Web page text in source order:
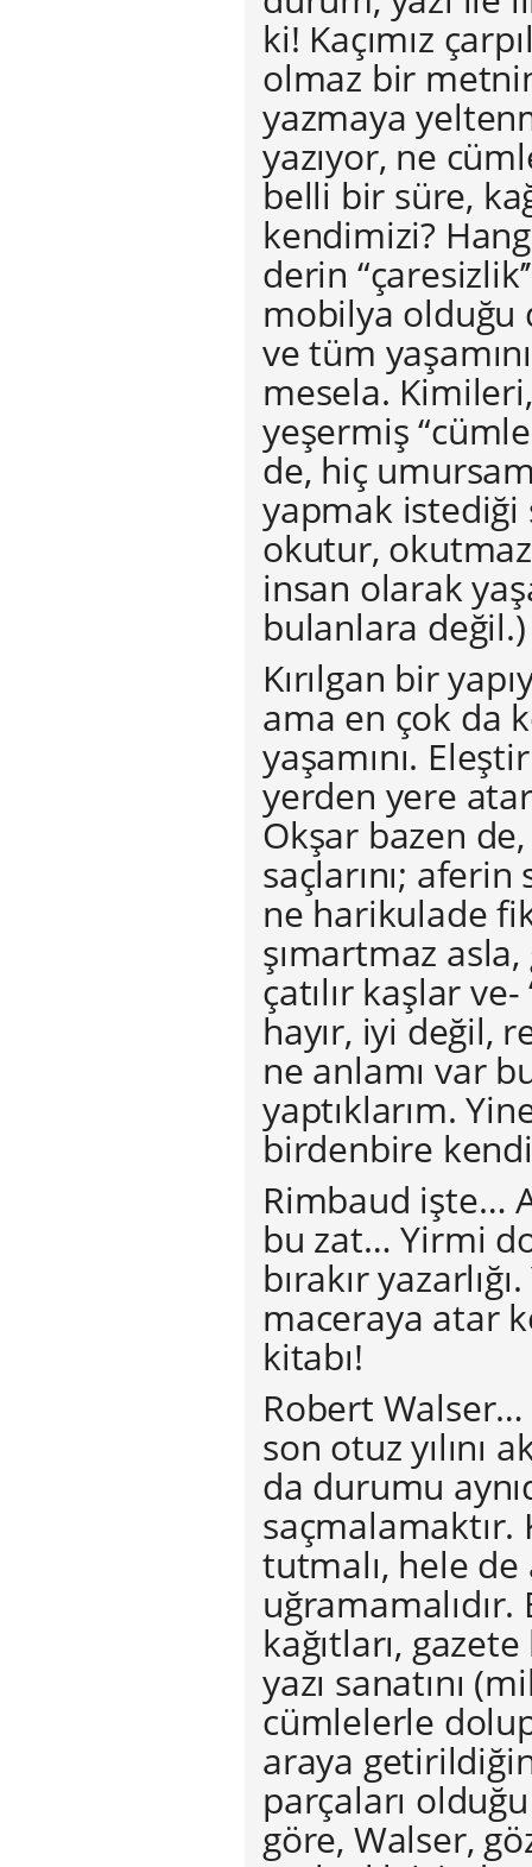
ki! Kaçımız
olmaz bir
yazmaya
yazıyor, ne
belli bir süre,
kendimizi?
derin
mobilya olduğu
ve tüm
mesela.
yeşermiş
de, hiç
yapmak istediği
okutur,
insan olarak
bulanlara değil.)
Kırılgan bir
ama en çok da
yaşamını.
yerden yere
Okşar bazen
saçlarını;
ne harikulade
şımartmaz
çatılır kaşlar
hayır, iyi değil,
ne anlamı var
yaptıklarım.
birdenbire
Rimbaud işte…
bu zat… Yirmi
bırakır
maceraya atar
kitabı!
Robert
son otuz yılını
da durumu
tutmalı, hele
kağıtları,
yazı sanatını
cümlelerle
araya
parçaları
göre, Walser,